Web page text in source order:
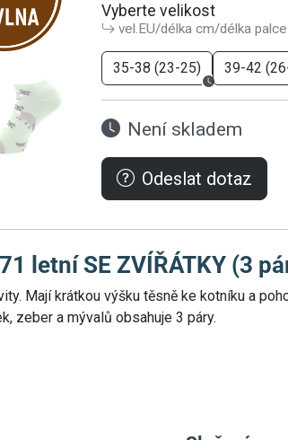
Vyberte velikost
vel.EU/délka cm/délka palce
35-38 (23-25) 39-42
Není skladem
Odeslat dotaz
letní SE ZVÍŘÁTKY (3
Mají krátkou výšku těsně ke kotníku a
zeber a mývalů obsahuje 3 páry.